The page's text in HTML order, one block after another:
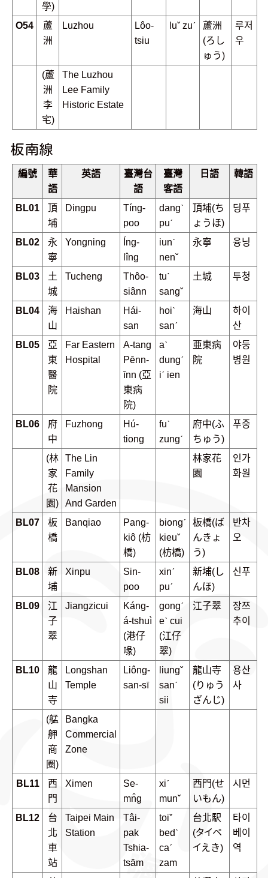
學)
O54
蘆
洲
Luzhou
Lôo-
tsiu
luˇ zuˊ
蘆洲
(ろし
ゅう)
루저
우
(蘆
洲
李
宅)
The Luzhou
Lee Family
Historic Estate
板南線
編號
華
語
英語
臺灣台
語
臺灣
客語
日語 韓語
BL01
頂
埔
Dingpu
Tíng-
poo
dangˋ
puˊ
頂埔(ち
ょうほ)
딩푸
BL02
永
寧
Yongning
Íng-
lîng
iunˋ
nenˇ
永寧 융닝
BL03
土
城
Tucheng
Thôo-
siânn
tuˋ
sangˇ
土城 투청
BL04
海
山
Haishan
Hái-
san
hoiˋ
sanˊ
海山
하이
산
BL05
亞
東
醫
院
Far Eastern
Hospital
A-tang
Pēnn-
īnn (亞
東病
院)
aˋ
dungˊ
iˊ ien
亜東病
院
야둥
병원
BL06
府
中
Fuzhong
Hú-
tiong
fuˋ
zungˊ
府中(ふ
ちゅう)
푸중
(林
家
花
園)
The Lin
Family
Mansion
And Garden
林家花
園
인가
화원
BL07
板
橋
Banqiao
Pang-
kiô (枋
橋)
biongˊ
kieuˇ
(枋橋)
板橋(ば
んきょ
う)
반차
오
BL08
新
埔
Xinpu
Sin-
poo
xinˊ
puˊ
新埔(し
んほ)
신푸
BL09
江
子
翠
Jiangzicui
Káng-
á-tshuì
(港仔
喙)
gongˊ
eˋ cui
(江仔
翠)
江子翠
장쯔
추이
BL10
龍
山
寺
Longshan
Temple
Liông-
san-sī
liungˇ
sanˊ
sii
龍山寺
(りゅう
ざんじ)
용산
사
(艋
舺
商
圈)
Bangka
Commercial
Zone
BL11
西
門
Ximen
Se-
mn̂g
xiˊ
munˇ
西門(せ
いもん)
시먼
BL12
台
北
車
站
Taipei Main
Station
Tâi-
pak
Tshia-
tsām
toiˇ
bedˋ
caˊ
zam
台北駅
(タイペ
イえき)
타이
베이
역